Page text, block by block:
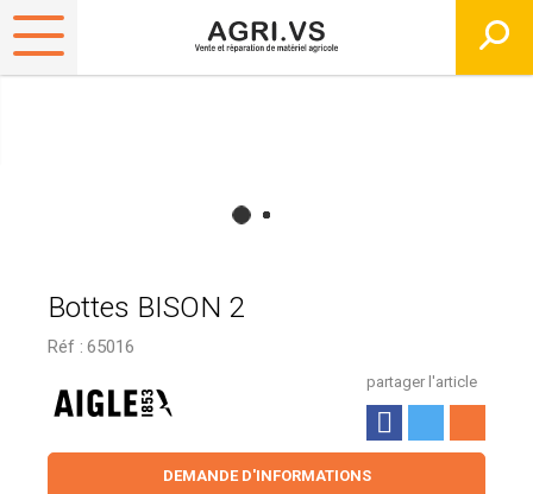
Bottes BISON 2
Réf : 65016
partager l'article
DEMANDE D'INFORMATIONS